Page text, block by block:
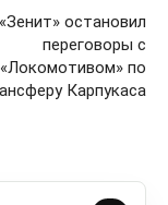
«Зенит» остановил
переговоры с
«Локомотивом» по
Карпукаса